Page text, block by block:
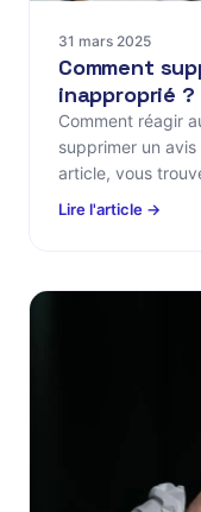
31 mars 2025
Comment
inapproprié ?
Comment réagir
supprimer un
article, vous
Lire l'article →